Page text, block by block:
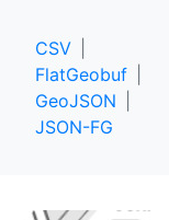
CSV
FlatGeobuf
GeoJSON
JSON-FG